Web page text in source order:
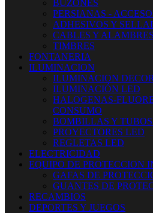
BUZONES
PERSIANAS -
ADHESIVOS Y
CABLES Y ALAMBRES
TIMBRES
FONTANERIA
ILUMINACION
ILUMINACION
ILUMINACIÓN LED
HALOGENAS-
CONSUMO
BOMBILLAS Y
PROYECTORES LED
REGLETAS LED
ELECTRICIDAD
EQUIPO DE PROTECCION
GAFAS DE
GUANTES DE
RECAMBIOS
DEPORTES Y JUEGOS